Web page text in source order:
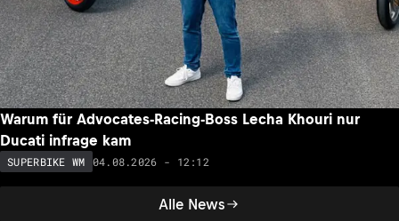
Alle News
Warum für Advocates-Racing-Boss Lecha Khouri nur
Ducati infrage kam
SUPERBIKE WM 04.08.2026 - 12:12